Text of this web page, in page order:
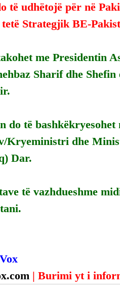
udhëtojë për në
Strategjik BE-
me Presidentin
Sharif dhe Shefin
do të bashkëkryesohet
Kryeministri dhe
Dar.
të vazhdueshme
| Burimi yt i